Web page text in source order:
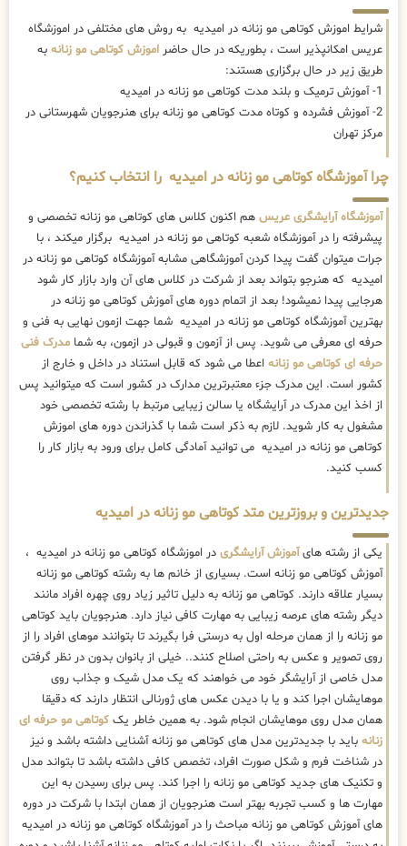
شرایط اموزش کوتاهی مو زنانه در امیدیه به روش های مختلفی در اموزشگاه
عریس امکانپذیر است ، بطوریکه در حال حاضر اموزش کوتاهی مو زنانه به
طریق زیر در حال برگزاری هستند:
1- آموزش ترمیک و بلند مدت کوتاهی مو زنانه در امیدیه
2- آموزش فشرده و کوتاه مدت کوتاهی مو زنانه برای هنرجویان شهرستانی در
مرکز تهران
چرا آموزشگاه کوتاهی مو زنانه در امیدیه را انتخاب کنیم؟
آموزشگاه آرایشگری عریس هم اکنون کلاس های کوتاهی مو زنانه تخصصی و
پیشرفته را در آموزشگاه شعبه کوتاهی مو زنانه در امیدیه برگزار میکند ، با
جرات میتوان گفت پیدا کردن آموزشگاهی مشابه آموزشگاه کوتاهی مو زنانه در
امیدیه که هنرجو بتواند بعد از شرکت در کلاس های آن وارد بازار کار شود
هرجایی پیدا نمیشود! بعد از اتمام دوره های آموزش کوتاهی مو زنانه در
بهترین آموزشگاه کوتاهی مو زنانه در امیدیه شما جهت ازمون نهایی به فنی و
حرفه ای معرفی می شوید. پس از آزمون و قبولی در ازمون، به شما مدرک فنی
حرفه ای کوتاهی مو زنانه اعطا می شود که قابل استناد در داخل و خارج از
کشور است. این مدرک جزء معتبرترین مدارک در کشور است که میتوانید پس
از اخذ این مدرک در آرایشگاه یا سالن زیبایی مرتبط با رشته تخصصی خود
مشغول به کار شوید. لازم به ذکر است شما با گذراندن دوره های اموزش
کوتاهی مو زنانه در امیدیه می توانید آمادگی کامل برای ورود به بازار کار را
کسب کنید.
جدیدترین و بروزترین متد کوتاهی مو زنانه در امیدیه
یکی از رشته هایآموزش آرایشگری در اموزشگاه کوتاهی مو زنانه در امیدیه ،
آموزش کوتاهی مو زنانه است. بسیاری از خانم ها به رشته کوتاهی مو زنانه
بسیار علاقه دارند. کوتاهی مو زنانه به دلیل تاثیر زیاد روی چهره افراد مانند
دیگر رشته های عرصه زیبایی به مهارت کافی نیاز دارد. هنرجویان باید کوتاهی
مو زنانه را از همان مرحله اول به درستی فرا بگیرند تا بتوانند موهای افراد را از
روی تصویر و عکس به راحتی اصلاح کنند.. خیلی از بانوان بدون در نظر گرفتن
مدل خاصی از آرایشگر خود می خواهند که یک مدل شیک و جذاب روی
موهایشان اجرا کند و یا با دیدن عکس های ژورنالی انتظار دارند که دقیقا
همان مدل روی موهایشان انجام شود. به همین خاطر یک کوتاهی مو حرفه ای
زنانه باید با جدیدترین مدل های کوتاهی مو زنانه آشنایی داشته باشد و نیز
در شناخت فرم و شکل صورت افراد، تخصص کافی داشته باشد تا بتواند مدل
و تکنیک های جدید کوتاهی مو زنانه را اجرا کند. پس برای رسیدن به این
مهارت ها و کسب تجربه بهتر است هنرجویان از همان ابتدا با شرکت در دوره
های آموزش کوتاهی مو زنانه مباحث را در آموزشگاه کوتاهی مو زنانه در امیدیه